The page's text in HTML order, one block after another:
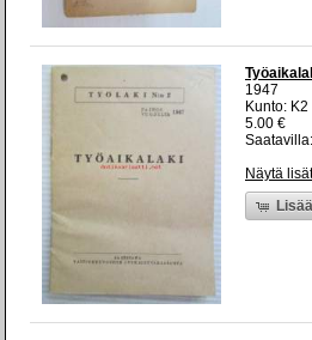
1947
Kunto:
5.00 €
Näytä